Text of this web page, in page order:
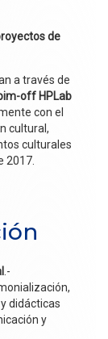
de
a través de
off HPLab
con el
cultural,
culturales
2017.
.-
didácticas
y